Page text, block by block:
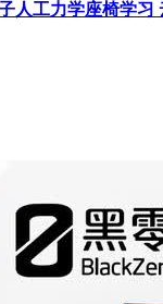
人工力学座椅学习